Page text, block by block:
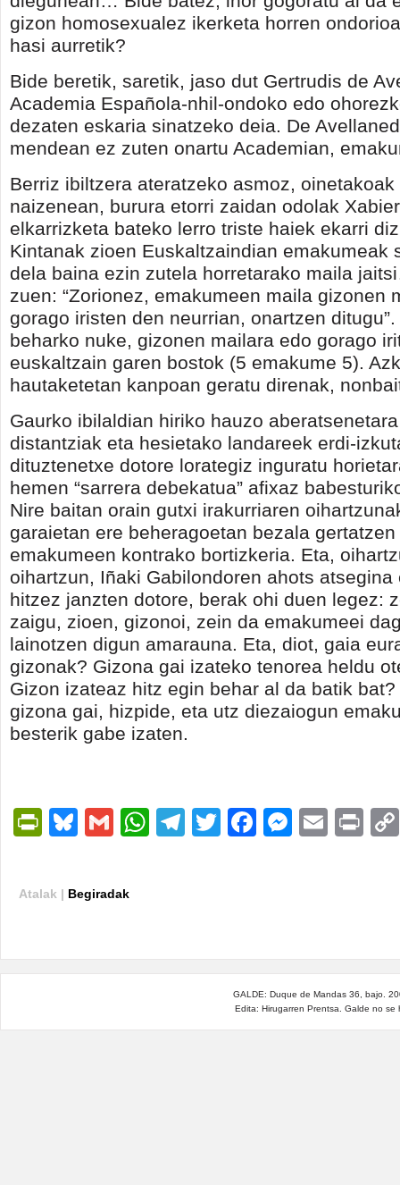
gizon homosexualez ikerketa horren
hasi aurretik?
Bide beretik, saretik, jaso dut Gertrudis de
Academia Española-nhil-ondoko edo
dezaten eskaria sinatzeko deia. De
mendean ez zuten onartu Academian,
Berriz ibiltzera ateratzeko asmoz,
naizenean, burura etorri zaidan odolak
elkarrizketa bateko lerro triste haiek ekarri
Kintanak zioen Euskaltzaindian emakumeak
dela baina ezin zutela horretarako maila
zuen: “Zorionez, emakumeen maila gizonen
gorago iristen den neurrian, onartzen
beharko nuke, gizonen mailara edo gorago
euskaltzain garen bostok (5 emakume 5).
hautaketetan kanpoan geratu direnak,
Gaurko ibilaldian hiriko hauzo
distantziak eta hesietako landareek erdi-
dituztenetxe dotore lorategiz inguratu
hemen “sarrera debekatua” afixaz
Nire baitan orain gutxi irakurriaren
garaietan ere beheragoetan bezala
emakumeen kontrako bortizkeria. Eta,
oihartzun, Iñaki Gabilondoren ahots atsegina
hitzez janzten dotore, berak ohi duen legez:
zaigu, zioen, gizonoi, zein da emakumeei
lainotzen digun amarauna. Eta, diot, gaia
gizonak? Gizona gai izateko tenorea heldu
Gizon izateaz hitz egin behar al da batik
gizona gai, hizpide, eta utz diezaiogun
besterik gabe izaten.
PrintFriendly
Bluesky
GmailWhatsApp
Telegram
TwitterFacebook
Email
Atalak | Begiradak
GALDE: Duque de Mandas 36, bajo.
Edita: Hirugarren Prentsa. Galde no